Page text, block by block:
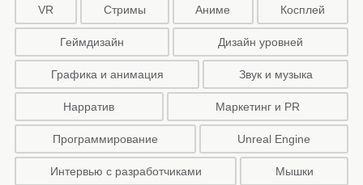
VR Стримы Аниме Косплей
Геймдизайн Дизайн уровней
Графика и анимация Звук и музыка
Нарратив Маркетинг и PR
Программирование Unreal Engine
Интервью с разработчиками Мышки